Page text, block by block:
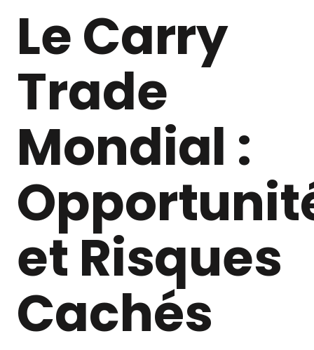
Le Carry
Trade
Mondial :
et Risques
Cachés